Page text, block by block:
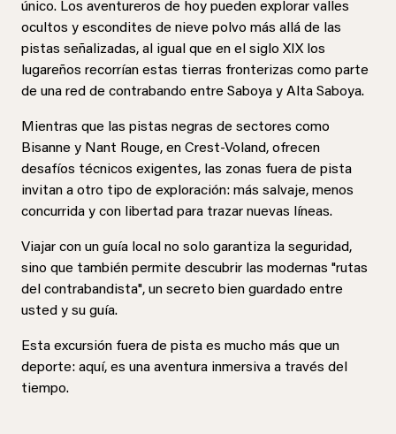
único. Los aventureros de hoy pueden explorar valles
ocultos y escondites de nieve polvo más allá de las
pistas señalizadas, al igual que en el siglo XIX los
lugareños recorrían estas tierras fronterizas como parte
de una red de contrabando entre Saboya y Alta Saboya.
Mientras que las pistas negras de sectores como
Bisanne y Nant Rouge, en Crest-Voland, ofrecen
desafíos técnicos exigentes, las zonas fuera de pista
invitan a otro tipo de exploración: más salvaje, menos
concurrida y con libertad para trazar nuevas líneas.
Viajar con un guía local no solo garantiza la seguridad,
sino que también permite descubrir las modernas "rutas
del contrabandista", un secreto bien guardado entre
usted y su guía.
Esta excursión fuera de pista es mucho más que un
deporte: aquí, es una aventura inmersiva a través del
tiempo.